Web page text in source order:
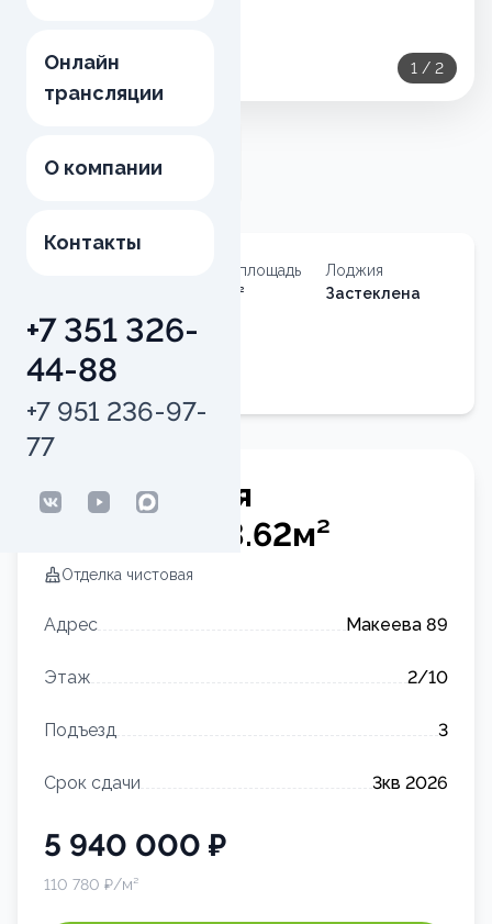
Онлайн
трансляции
О компании
Контакты
+7 351 326-
44-88
+7 951 236-97-
77
1 / 2
Квартира
Общая площадь
м²
Лоджия
Застеклена
№88
2-комнатная
53.62м²
Отделка чистовая
Адрес Макеева 89
Этаж 2/10
Подъезд 3
Срок сдачи 3кв 2026
5 940 000 ₽
110 780 ₽/м²